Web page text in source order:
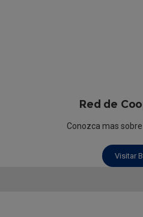
Red de
Conozca mas
Visitar